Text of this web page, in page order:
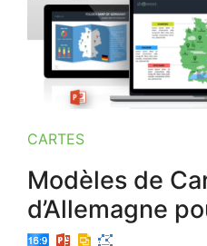
CARTES
Modèles de
d’Allemagne